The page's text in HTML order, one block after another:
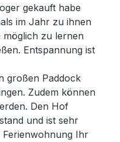
gekauft habe
im Jahr zu ihnen
zu lernen
Entspannung ist
großen Paddock
Zudem können
Den Hof
und ist sehr
Ferienwohnung Ihr